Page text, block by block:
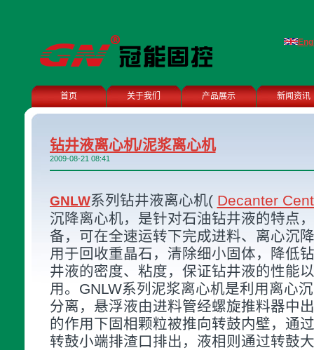
首页 关于我们 产品展示 新闻资讯
钻井液离心机/泥浆离心机
2009-08-21 08:41
GNLW系列钻井液离心机( Decanter
沉降离心机，是针对石油钻井液的特点
备，可在全速运转下完成进料、离心沉
用于回收重晶石，清除细小固体，降低
井液的密度、粘度，保证钻井液的性能
用。GNLW系列泥浆离心机是利用离心
分离，悬浮液由进料管经螺旋推料器中
的作用下固相颗粒被推向转鼓内壁，通
转鼓小端排渣口排出，液相则通过转鼓